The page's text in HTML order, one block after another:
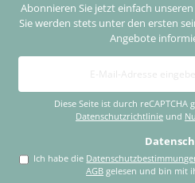
Abonnieren Sie jetzt einfach
Sie werden stets unter den ersten
Angebote
E-
Adresse
Diese Seite ist durch reCAPTCHA
Datenschutzrichtlinie und
Ich habe die
AGB gelesen und bin mit